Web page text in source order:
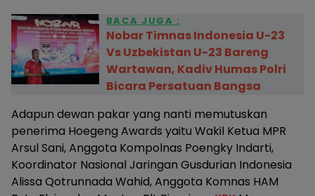
BACA JUGA :
Nobar Timnas Indonesia U-23
Vs Uzbekistan U-23 Bareng
Wartawan, Kadiv Humas Polri
Bicara Persatuan Bangsa
Adapun dewan pakar yang nanti memutuskan
penerima Hoegeng Awards yaitu Wakil Ketua MPR
Arsul Sani, Anggota Kompolnas Poengky Indarti,
Koordinator Nasional Jaringan Gusdurian Indonesia
Alissa Qotrunnada Wahid, Anggota Komnas HAM